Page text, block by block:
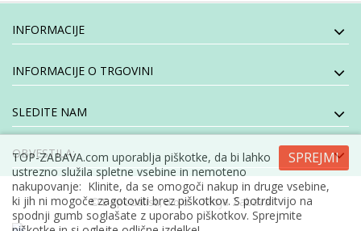
INFORMACIJE
INFORMACIJE O TRGOVINI
SLEDITE NAM
OBVESTILA:
© E-specialisti, d.o.o- Moja Zabava
SPREJMI
TOP-ZABAVA.com uporablja piškotke, da bi lahko
ustrezno služila spletne vsebine in nemoteno
nakupovanje: Klinite, da se omogoči nakup in druge vsebine,
ki jih ni mogoče zagotoviti brez piškotkov. S potrditvijo na
spodnji gumb soglašate z uporabo piškotkov. Sprejmite